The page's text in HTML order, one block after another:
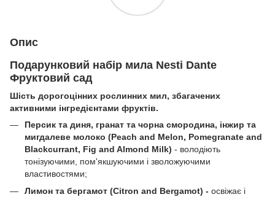
Опис
Подарунковий набір мила Nesti Dante
Фруктовий сад
Шість дорогоцінних рослинних мил, збагачених
активними інгредієнтами фруктів.
Персик та диня, гранат та чорна смородина, інжир та
мигдалеве молоко (Peach and Melon, Pomegranate and
Blackcurrant, Fig and Almond Milk) - володіють
тонізуючими, пом'якшуючими і зволожуючими
властивостями;
Лимон та бергамот (Citron and Bergamot) - освіжає і